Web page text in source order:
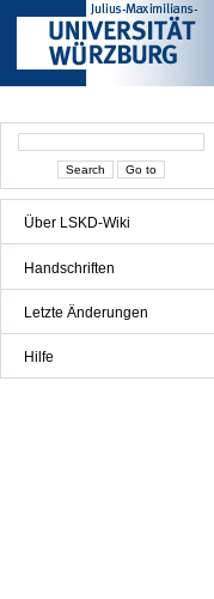
Über LSKD-Wiki
Handschriften
Letzte Änderungen
Hilfe